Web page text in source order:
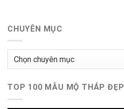
CHUYÊN MỤC
Chuyên
TOP 100 MẪU MỘ THÁP ĐẸP